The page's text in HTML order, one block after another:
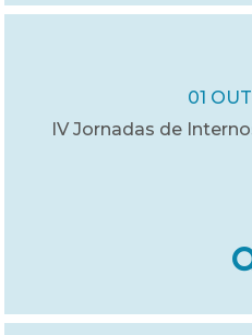
01
IV Jornadas de